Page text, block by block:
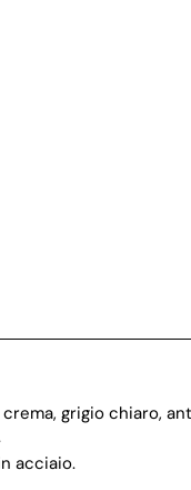
grigio chiaro,
acciaio.